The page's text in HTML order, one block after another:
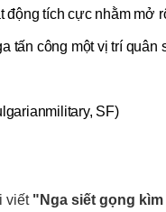
động tích cực nhằm mở
tấn công một vị trí quân
SF)
viết "Nga siết gọng